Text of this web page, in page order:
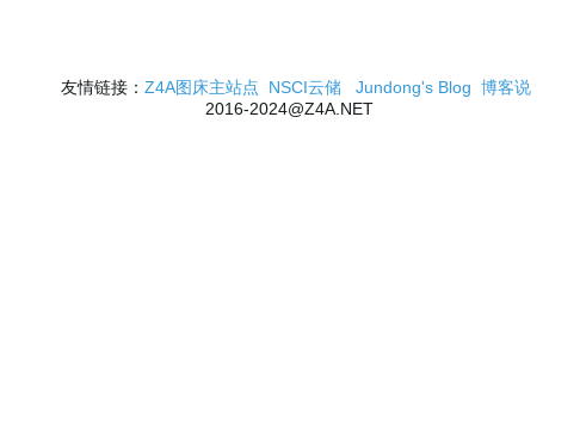
友情链接： Z4A图床主站点 NSCI云储 Jundong's Blog 博客说
2016-2024@Z4A.NET